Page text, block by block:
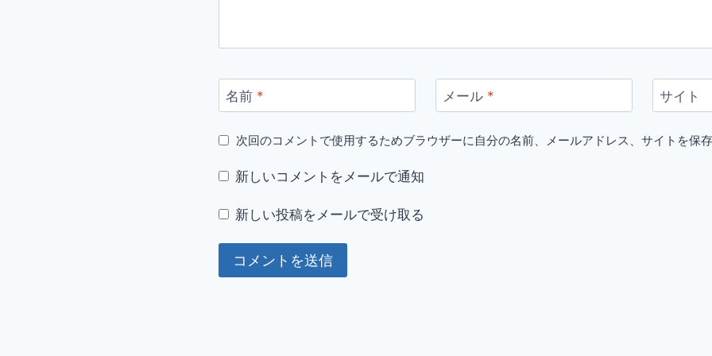
名前 * メール * サイト
次回のコメントで使用するためブラウザーに自分の名前、メールアドレス、サイトを保
新しいコメントをメールで通知
新しい投稿をメールで受け取る